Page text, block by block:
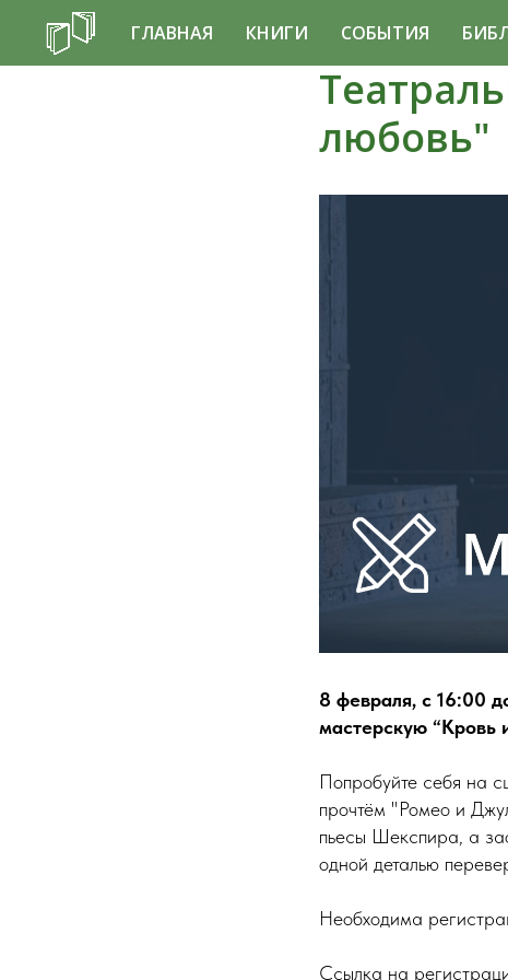
ГЛАВНАЯ КНИГИ СОБЫТИЯ
любовь"
8 февраля, с 16:00
мастерскую “Кровь
Попробуйте себя на
прочтём "Ромео и
пьесы Шекспира, а
одной деталью
Необходима
Ссылка на